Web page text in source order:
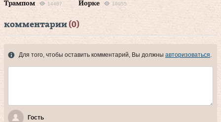
Трампом
14487
Йорке
18955
комментарии (0)
Для того, чтобы оставить комментарий, Вы должны авторизоваться.
Гость